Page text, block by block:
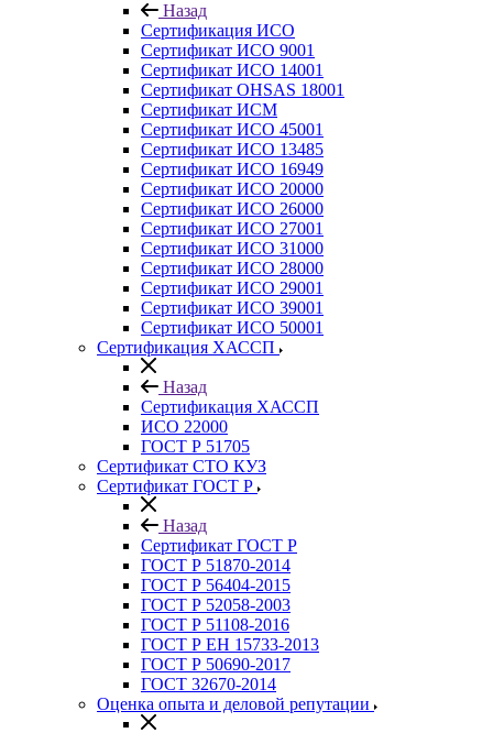
Назад
Сертификация ИСО
Сертификат ИСО 9001
Сертификат ИСО 14001
Сертификат OHSAS 18001
Сертификат ИСМ
Сертификат ИСО 45001
Сертификат ИСО 13485
Сертификат ИСО 16949
Сертификат ИСО 20000
Сертификат ИСО 26000
Сертификат ИСО 27001
Сертификат ИСО 31000
Сертификат ИСО 28000
Сертификат ИСО 29001
Сертификат ИСО 39001
Сертификат ИСО 50001
Сертификация ХАССП
Назад
Сертификация ХАССП
ИСО 22000
ГОСТ Р 51705
Сертификат СТО КУЗ
Сертификат ГОСТ Р
Назад
Сертификат ГОСТ Р
ГОСТ Р 51870-2014
ГОСТ Р 56404-2015
ГОСТ Р 52058-2003
ГОСТ Р 51108-2016
ГОСТ Р ЕН 15733-2013
ГОСТ Р 50690-2017
ГОСТ 32670-2014
Оценка опыта и деловой репутации